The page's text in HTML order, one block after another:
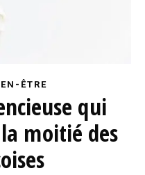
ÊTRE
qui
moitié des